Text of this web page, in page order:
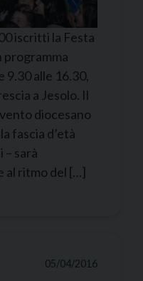
iscritti la Festa
programma
9.30 alle 16.30,
a Jesolo. Il
diocesano
fascia d’età
– sarà
al ritmo del […]
05/04/2016